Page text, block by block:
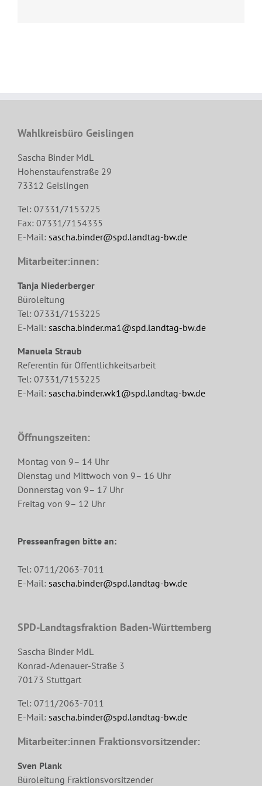
Wahlkreisbüro Geislingen
Sascha Binder MdL
Hohenstaufenstraße 29
73312 Geislingen
Tel: 07331/7153225
Fax: 07331/7154335
E-Mail: sascha.binder@spd.landtag-bw.de
Mitarbeiter:innen:
Tanja Niederberger
Büroleitung
Tel: 07331/7153225
E-Mail: sascha.binder.ma1@spd.landtag-bw.de
Manuela Straub
Referentin für Öffentlichkeitsarbeit
Tel: 07331/7153225
E-Mail: sascha.binder.wk1@spd.landtag-bw.de
Öffnungszeiten:
Montag von 9– 14 Uhr
Dienstag und Mittwoch von 9– 16 Uhr
Donnerstag von 9– 17 Uhr
Freitag von 9– 12 Uhr
Presseanfragen bitte an:
Tel: 0711/2063-7011
E-Mail: sascha.binder@spd.landtag-bw.de
SPD-Landtagsfraktion Baden-Württemberg
Sascha Binder MdL
Konrad-Adenauer-Straße 3
70173 Stuttgart
Tel: 0711/2063-7011
E-Mail: sascha.binder@spd.landtag-bw.de
Mitarbeiter:innen Fraktionsvorsitzender:
Sven Plank
Büroleitung Fraktionsvorsitzender